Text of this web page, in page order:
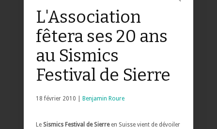
L'Association
fêtera ses 20 ans
au Sismics
Festival de Sierre
18 février 2010 | Benjamin Roure
Le Sismics Festival de Sierreen Suisse vient de dévoiler